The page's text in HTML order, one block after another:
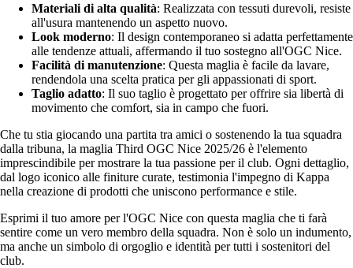
Materiali di alta qualità: Realizzata con tessuti durevoli, resiste
all'usura mantenendo un aspetto nuovo.
Look moderno: Il design contemporaneo si adatta perfettamente
alle tendenze attuali, affermando il tuo sostegno all'OGC Nice.
Facilità di manutenzione: Questa maglia è facile da lavare,
rendendola una scelta pratica per gli appassionati di sport.
Taglio adatto: Il suo taglio è progettato per offrire sia libertà di
movimento che comfort, sia in campo che fuori.
Che tu stia giocando una partita tra amici o sostenendo la tua squadra
dalla tribuna, la maglia Third OGC Nice 2025/26 è l'elemento
imprescindibile per mostrare la tua passione per il club. Ogni dettaglio,
dal logo iconico alle finiture curate, testimonia l'impegno di Kappa
nella creazione di prodotti che uniscono performance e stile.
Esprimi il tuo amore per l'OGC Nice con questa maglia che ti farà
sentire come un vero membro della squadra. Non è solo un indumento,
ma anche un simbolo di orgoglio e identità per tutti i sostenitori del
club.